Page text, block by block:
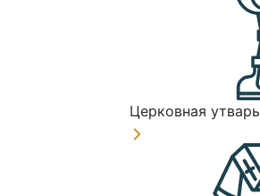
Церковная утварь